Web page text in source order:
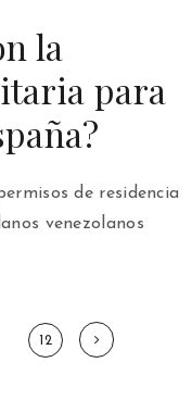
la
para
de residencia
venezolanos
12